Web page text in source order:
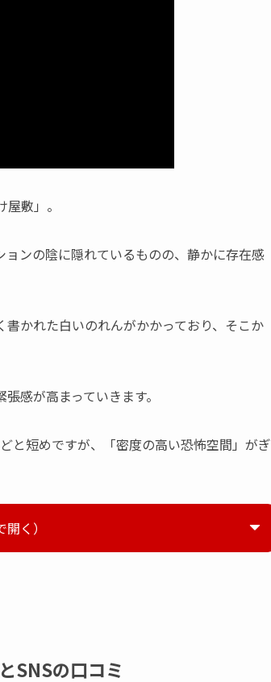
敷」。
ンの陰に隠れているものの、静かに存在感
かれた白いのれんがかかっており、そこか
感が高まっていきます。
と短めですが、「密度の高い恐怖空間」がぎ
く）
SNSの口コミ